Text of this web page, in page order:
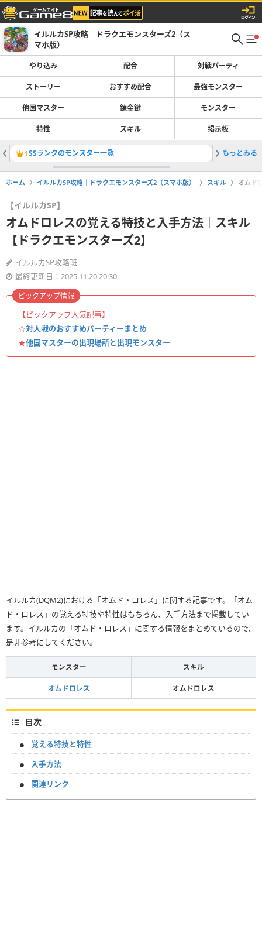
イルルカSP攻略｜ドラクエモンスターズ2（ス
マホ版）
やり込み 配合 対戦パーティ
ストーリー おすすめ配合 最強モンスター
他国マスター 錬金鍵 モンスター
特性 スキル 掲示板
1SSランクのモンスター一覧 2大魔王
もっとみる
ホーム イルルカSP攻略｜ドラクエモンスターズ2（スマホ版） スキル オムド
【イルルカSP】
オムドロレスの覚える特技と入手方法｜スキル
【ドラクエモンスターズ2】
イルルカSP攻略班
最終更新日：2025.11.20 20:30
【ピックアップ人気記事】
☆対人戦のおすすめパーティーまとめ
★他国マスターの出現場所と出現モンスター
ピックアップ情報
イルルカ(DQM2)における「オムド・ロレス」に関する記事です。「オム
ド・ロレス」の覚える特技や特性はもちろん、入手方法まで掲載してい
ます。イルルカの「オムド・ロレス」に関する情報をまとめているので、
是非参考にしてください。
モンスター スキル
オムドロレス オムドロレス
目次
覚える特技と特性
入手方法
関連リンク